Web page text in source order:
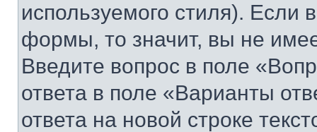
используемого стиля). Если
формы, то значит, вы не
Введите вопрос в поле
ответа в поле «Варианты
ответа на новой строке